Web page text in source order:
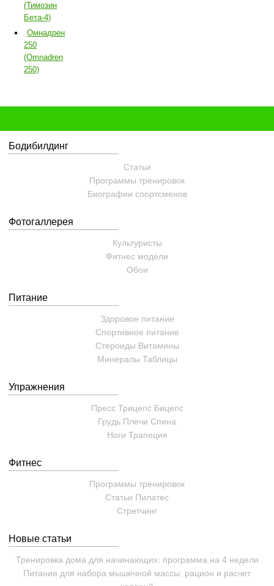
(Тимозин
Бета-4)
Омнадрен
250
(Omnadren
250)
Бодибилдинг
Статьи
Программы тренировок
Биографии спортсменов
Фотогаллерея
Культуристы
Фитнес модели
Обои
Питание
Здоровое питание
Спортивное питание
Стероиды Витамины
Минералы Таблицы
Упражнения
Пресс Трицепс Бицепс
Грудь Плечи Спина
Ноги Трапеция
Фитнес
Программы тренировок
Статьи Пилатес
Cтретчинг
Новые статьи
Тренировка дома для начинающих: программа на 4 недели
Питание для набора мышечной массы: рацион и расчет